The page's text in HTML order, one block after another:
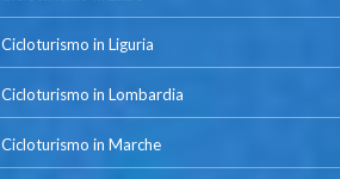
Cicloturismo in Liguria
Cicloturismo in Lombardia
Cicloturismo in Marche